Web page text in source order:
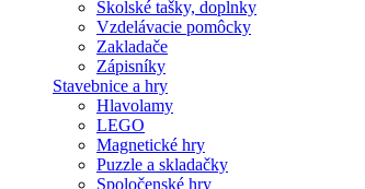
Školské tašky, doplnky
Vzdelávacie pomôcky
Zakladače
Zápisníky
Stavebnice a hry
Hlavolamy
LEGO
Magnetické hry
Puzzle a skladačky
Spoločenské hry